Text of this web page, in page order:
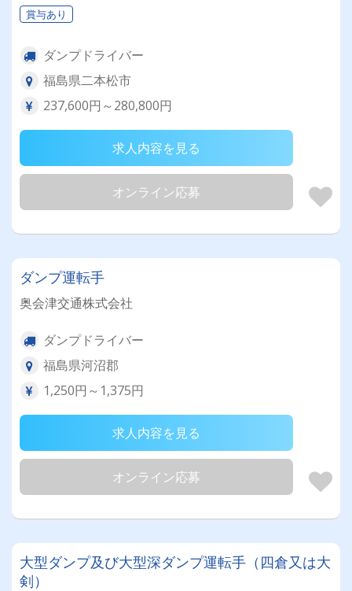
賞与あり
ダンプドライバー
福島県二本松市
237,600円～280,800円
求人内容を見る
オンライン応募
ダンプ運転手
奥会津交通株式会社
ダンプドライバー
福島県河沼郡
1,250円～1,375円
求人内容を見る
オンライン応募
大型ダンプ及び大型深ダンプ運転手（四倉又は大
剣）